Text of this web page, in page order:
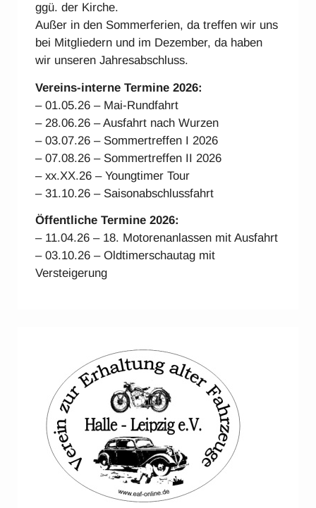
ggü. der Kirche.
Außer in den Sommerferien, da treffen wir uns
bei Mitgliedern und im Dezember, da haben
wir unseren Jahresabschluss.
Vereins-interne Termine 2026:
– 01.05.26 – Mai-Rundfahrt
– 28.06.26 – Ausfahrt nach Wurzen
– 03.07.26 – Sommertreffen I 2026
– 07.08.26 – Sommertreffen II 2026
– xx.XX.26 – Youngtimer Tour
– 31.10.26 – Saisonabschlussfahrt
Öffentliche Termine 2026:
– 11.04.26 – 18. Motorenanlassen mit Ausfahrt
– 03.10.26 – Oldtimerschautag mit
Versteigerung